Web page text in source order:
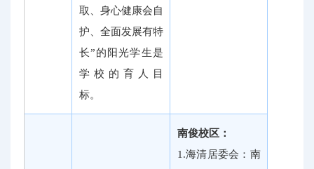
取、身心健康会自
护、全面发展有特
长”的阳光学生是
学校的育人目
标。
南俊校区：
1.海清居委会：南